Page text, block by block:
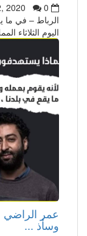
2020
0
الرباط – في ما
اليوم الثلاثاء
عمر الراضي :
وسأذ ...